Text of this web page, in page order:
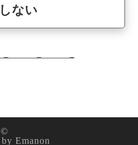
ない
©
by Emanon